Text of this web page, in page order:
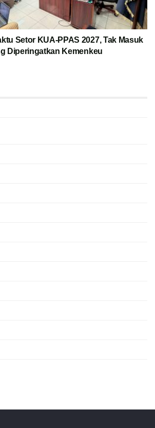
Setor KUA-PPAS 2027, Tak Masuk
Diperingatkan Kemenkeu